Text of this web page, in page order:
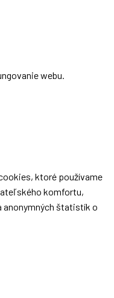
webu.
ktoré používame
komfortu,
anonymných štatistík o